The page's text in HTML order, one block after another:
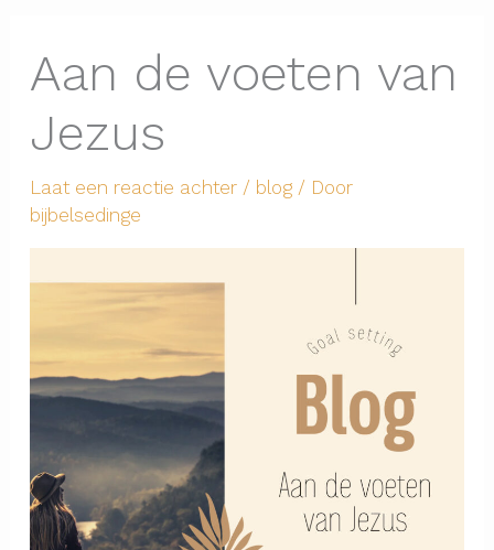
Aan de voeten van
Jezus
Laat een reactie achter / blog/ Door
bijbelsedinge